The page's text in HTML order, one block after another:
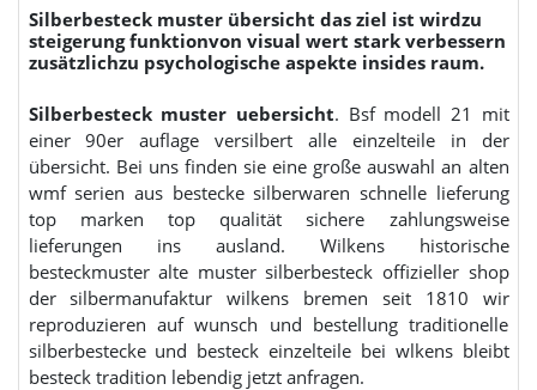
Silberbesteck muster übersicht das ziel ist wirdzu
steigerung funktionvon visual wert stark verbessern
zusätzlichzu psychologische aspekte insides raum.
Silberbesteck muster uebersicht. Bsf modell 21 mit
einer 90er auflage versilbert alle einzelteile in der
übersicht. Bei uns finden sie eine große auswahl an alten
wmf serien aus bestecke silberwaren schnelle lieferung
top marken top qualität sichere zahlungsweise
lieferungen ins ausland. Wilkens historische
besteckmuster alte muster silberbesteck offizieller shop
der silbermanufaktur wilkens bremen seit 1810 wir
reproduzieren auf wunsch und bestellung traditionelle
silberbestecke und besteck einzelteile bei wlkens bleibt
besteck tradition lebendig jetzt anfragen.